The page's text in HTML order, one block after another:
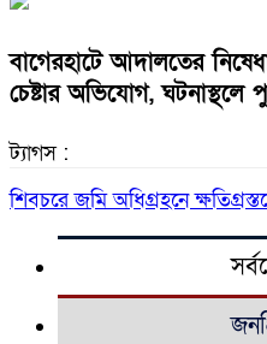
বাগেরহাটে আদালতের
চেষ্টার অভিযোগ, ঘটনাস্থলে
ট্যাগস :
শিবচরে জমি অধিগ্রহনে